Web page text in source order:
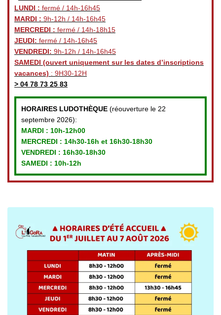
LUNDI : fermé / 14h-16h45
MARDI : 9h-12h / 14h-16h45
MERCREDI : fermé / 14h-18h15
JEUDI: fermé / 14h-16h45
VENDREDI: 9h-12h / 14h-16h45
SAMEDI (ouvert uniquement sur les dates d’inscriptions
vacances) : 9H30-12H
> 04 78 73 25 83
HORAIRES LUDOTHÈQUE (réouverture le 22
septembre 2026):
MARDI : 10h-12h00
MERCREDI : 14h30-16h et 16h30-18h30
VENDREDI : 16h30-18h30
SAMEDI : 10h-12h